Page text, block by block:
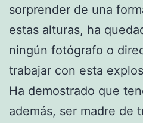
sorprender de una
estas alturas, ha
ningún fotógrafo o
trabajar con esta
Ha demostrado que
además, ser madre de